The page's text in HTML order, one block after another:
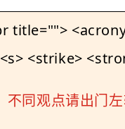
title="">
<strike>
同观点请出门